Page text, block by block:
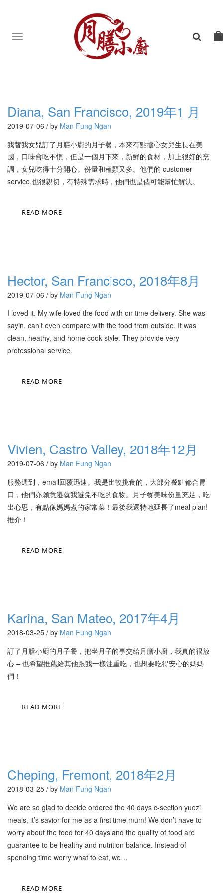
Toggle
Diana, San Francisco, 2019年1 月
2019-07-06 / by Man Fung Ngan
我替我女兒訂了月膳小廚的月子餐，本來有點擔心女兒生長在美
國，口味會吃不慣，但是一個月下來，新鮮的食材，加上很好的烹
調，女兒吃得十分開心。份量和種䫋又多。他們的 customer
service,也很親切，有特殊需求時，他們也是儘可能幫忙解決。
READ MORE
Hector, San Francisco, 2018年8月
2019-07-06 / by Man Fung Ngan
I loved it. My wife loved the food with on time delivery. She was
sayin, can’t even compare with the food from outside. It was
clean, heathy, and home cook style. They provide very
professional service.
READ MORE
Vivien, Castro Valley, 2018年12月
2019-07-06 / by Man Fung Ngan
服務週到，email回覆迅速。我是比較挑食的，大部分餐點都合胃
口，他們亦願意遷就我避免不吃的食物。月子餐美味份量充足，吃
出心思，有點像媽媽煮的家常菜！最後我還特地延長了meal plan!
推介！
READ MORE
Karina, San Mateo, 2017年4月
2018-03-25 / by Man Fung Ngan
訂了月膳小廚的月子餐，把坐月子的事交給月膳小廚，我真的很放
心 – 也希望推薦給其他跟我一樣注重吃，也想要吃得安心的媽媽
們！
READ MORE
Cheping, Fremont, 2018年2月
2018-03-25 / by Man Fung Ngan
We are so glad to decide ordered the 40 days c-section yuezi
meals, it’s savior for me as a first time mum! We don’t have to
worry about the food for 40 days and the quality of food are
guarantee to be healthy and nutrition balance. Instead of
spending time worry what to eat, we…
READ MORE